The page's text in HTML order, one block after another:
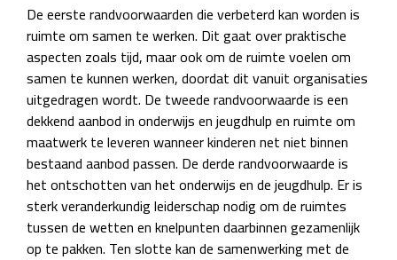
De eerste randvoorwaarden die verbeterd kan worden is
ruimte om samen te werken. Dit gaat over praktische
aspecten zoals tijd, maar ook om de ruimte voelen om
samen te kunnen werken, doordat dit vanuit organisaties
uitgedragen wordt. De tweede randvoorwaarde is een
dekkend aanbod in onderwijs en jeugdhulp en ruimte om
maatwerk te leveren wanneer kinderen net niet binnen
bestaand aanbod passen. De derde randvoorwaarde is
het ontschotten van het onderwijs en de jeugdhulp. Er is
sterk veranderkundig leiderschap nodig om de ruimtes
tussen de wetten en knelpunten daarbinnen gezamenlijk
op te pakken. Ten slotte kan de samenwerking met de